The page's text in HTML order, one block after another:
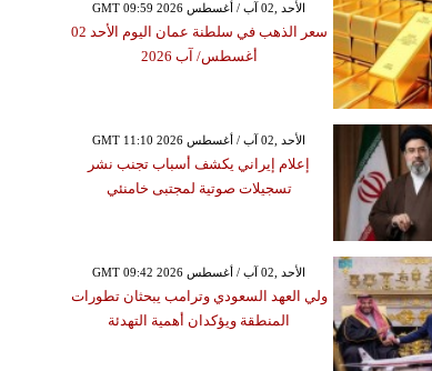
GMT 09:59 2026 الأحد ,02 آب / أغسطس
سعر الذهب في سلطنة عمان اليوم الأحد 02
أغسطس/ آب 2026
GMT 11:10 2026 الأحد ,02 آب / أغسطس
إعلام إيراني يكشف أسباب تجنب نشر
تسجيلات صوتية لمجتبى خامنئي
GMT 09:42 2026 الأحد ,02 آب / أغسطس
ولي العهد السعودي وترامب يبحثان تطورات
المنطقة ويؤكدان أهمية التهدئة